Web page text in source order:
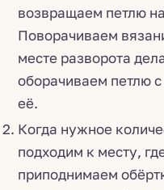
возвращаем петлю
Поворачиваем
месте разворота
оборачиваем петлю
её.
Когда нужное
подходим к месту,
приподнимаем